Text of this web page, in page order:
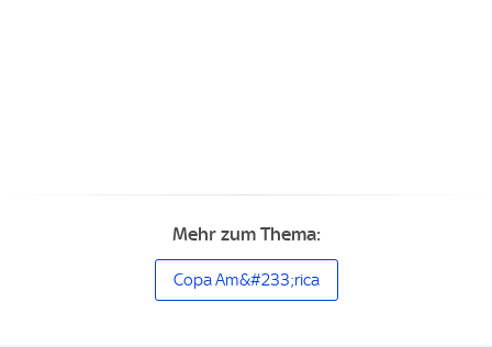
Mehr zum Thema:
Copa Am&#233;rica